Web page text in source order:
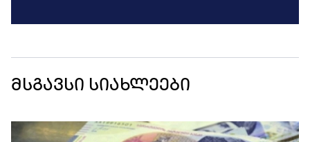
მსგავსი სიახლეები